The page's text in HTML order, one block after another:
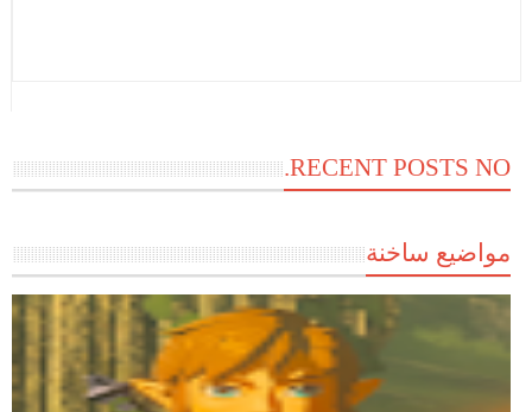
RECENT POSTS NO.
مواضيع ساخنة